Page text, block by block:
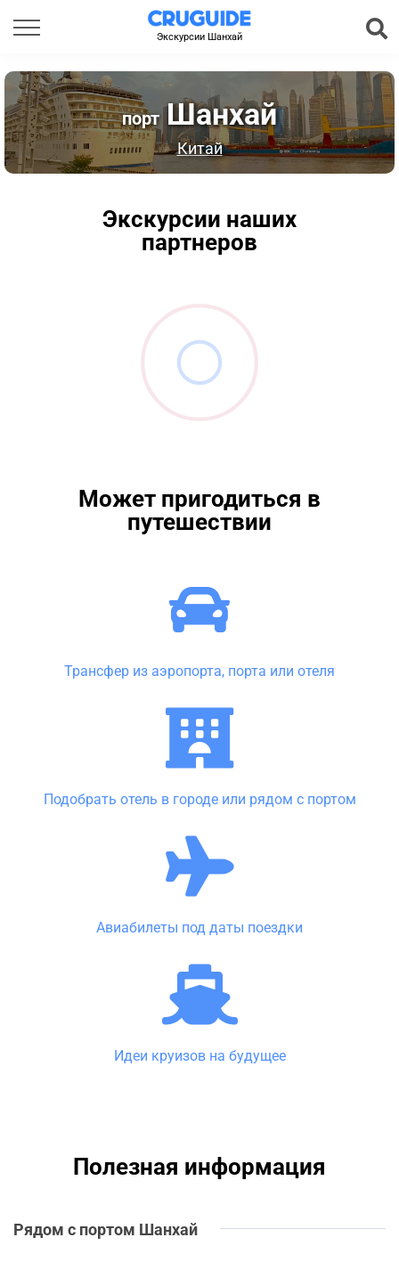
Экскурсии Шанхай
портШанхай
Китай
Экскурсии наших
партнеров
Может пригодиться в
путешествии
Трансфер из аэропорта, порта или отеля
Подобрать отель в городе или рядом с портом
Авиабилеты под даты поездки
Идеи круизов на будущее
Полезная информация
Рядом с портом Шанхай